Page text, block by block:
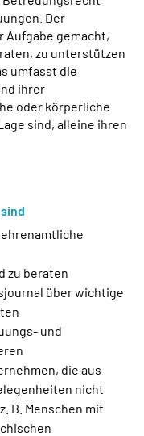
Der
Aufgabe gemacht,
zu unterstützen
umfasst die
ihrer
oder körperliche
sind, alleine ihren
zu beraten
über wichtige
und
die aus
nicht
B. Menschen mit
126, 10179
Social Media
von diesen